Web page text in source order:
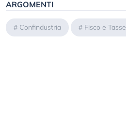
ARGOMENTI
# Confindustria # Fisco e Tasse